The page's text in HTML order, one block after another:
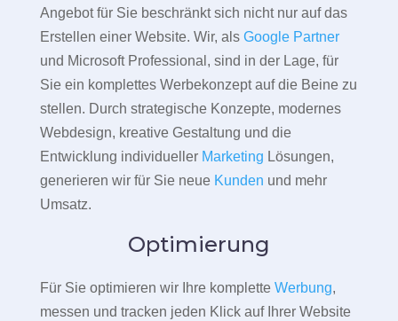
Angebot für Sie beschränkt sich nicht nur auf das
Erstellen einer Website. Wir, als Google Partner
und Microsoft Professional, sind in der Lage, für
Sie ein komplettes Werbekonzept auf die Beine zu
stellen. Durch strategische Konzepte, modernes
Webdesign, kreative Gestaltung und die
Entwicklung individueller Marketing Lösungen,
generieren wir für Sie neue Kunden und mehr
Umsatz.
Optimierung
Für Sie optimieren wir Ihre komplette Werbung,
messen und tracken jeden Klick auf Ihrer Website